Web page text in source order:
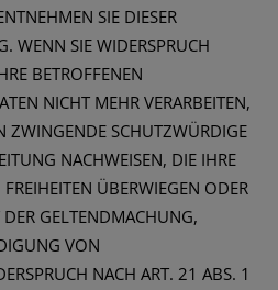
SIE DIESER
WENN SIE WIDERSPRUCH
BETROFFENEN
NICHT MEHR VERARBEITEN,
ZWINGENDE SCHUTZWÜRDIGE
NACHWEISEN, DIE IHRE
ÜBERWIEGEN ODER
GELTENDMACHUNG,
VON
NACH ART. 21 ABS. 1